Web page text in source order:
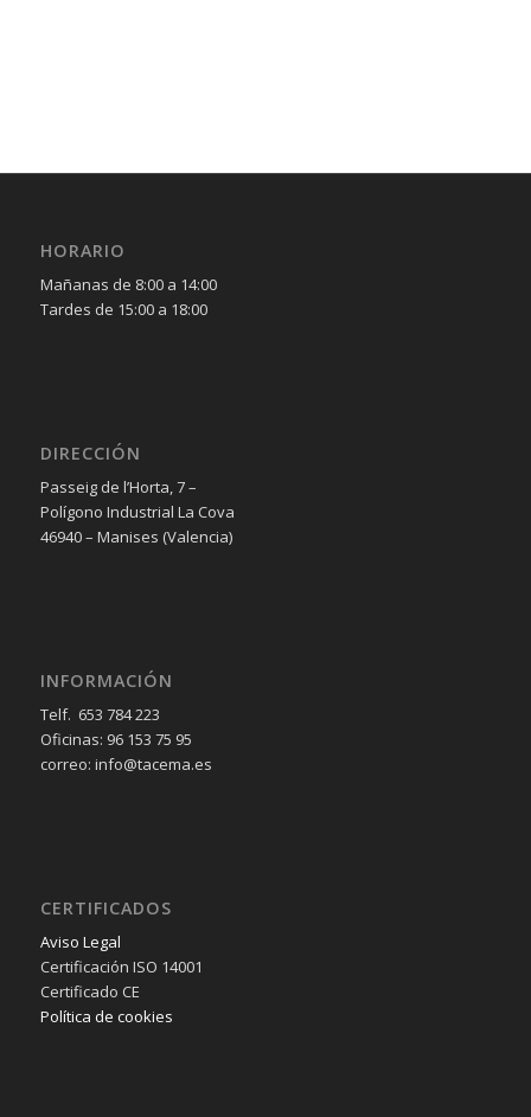
HORARIO
Mañanas de 8:00 a 14:00
Tardes de 15:00 a 18:00
DIRECCIÓN
Passeig de l’Horta, 7 –
Polígono Industrial La Cova
46940 – Manises (Valencia)
INFORMACIÓN
Telf. 653 784 223
Oficinas: 96 153 75 95
correo: info@tacema.es
CERTIFICADOS
Aviso Legal
Certificación ISO 14001
Certificado CE
Política de cookies